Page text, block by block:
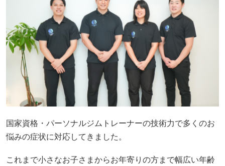
国家資格・パーソナルジムトレーナーの技術力で多くのお
悩みの症状に対応してきました。
これまで小さなお子さまからお年寄りの方まで幅広い年齢